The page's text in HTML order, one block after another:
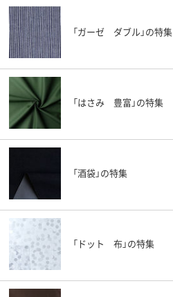
「ガーゼ ダブル」の特集
「はさみ 豊富」の特集
「酒袋」の特集
「ドット 布」の特集